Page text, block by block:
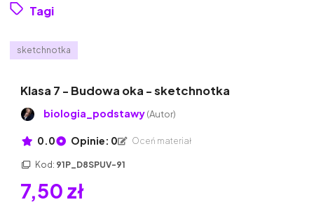
Tagi
sketchnotka
Klasa 7 - Budowa oka - sketchnotka
biologia_podstawy(Autor)
0.0 Opinie: 0 Oceń materiał
Kod: 91P_D8SPUV-91
7,50 zł